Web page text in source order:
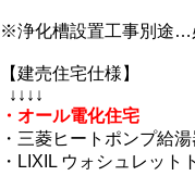
※浄化槽設置工事別途…
【建売住宅仕様】
↓↓↓↓
・オール電化
・三菱ヒートポンプ給
・LIXIL ウォシュレット